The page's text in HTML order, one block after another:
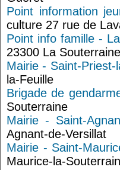
Point information
culture 27 rue de
Point info famille -
23300 La Souterraine
Mairie - Saint-Priest-
la-Feuille
Brigade de
Souterraine
Mairie - Saint-
Agnant-de-Versillat
Mairie - Saint-
Maurice-la-